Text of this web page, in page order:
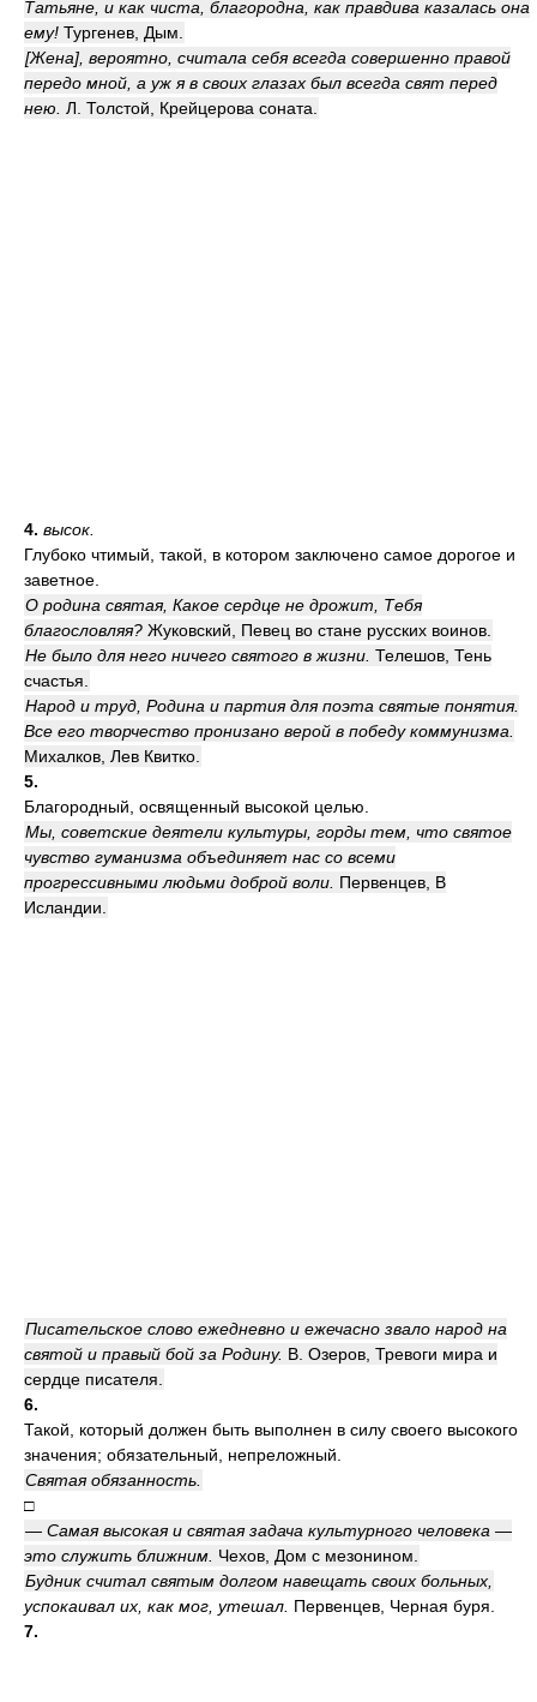
Татьяне, и как чиста, благородна, как правдива казалась она
ему! Тургенев, Дым.
[Жена], вероятно, считала себя всегда совершенно правой
передо мной, а уж я в своих глазах был всегда свят перед
нею. Л. Толстой, Крейцерова соната.
4. высок.
Глубоко чтимый, такой, в котором заключено самое дорогое и
заветное.
О родина святая, Какое сердце не дрожит, Тебя
благословляя? Жуковский, Певец во стане русских воинов.
Не было для него ничего святого в жизни. Телешов, Тень
счастья.
Народ и труд, Родина и партия для поэта святые понятия.
Все его творчество пронизано верой в победу коммунизма.
Михалков, Лев Квитко.
5.
Благородный, освященный высокой целью.
Мы, советские деятели культуры, горды тем, что святое
чувство гуманизма объединяет нас со всеми
прогрессивными людьми доброй воли. Первенцев, В
Исландии.
Писательское слово ежедневно и ежечасно звало народ на
святой и правый бой за Родину. В. Озеров, Тревоги мира и
сердце писателя.
6.
Такой, который должен быть выполнен в силу своего высокого
значения; обязательный, непреложный.
Святая обязанность.
□
— Самая высокая и святая задача культурного человека —
это служить ближним. Чехов, Дом с мезонином.
Будник считал святым долгом навещать своих больных,
успокаивал их, как мог, утешал. Первенцев, Черная буря.
7.